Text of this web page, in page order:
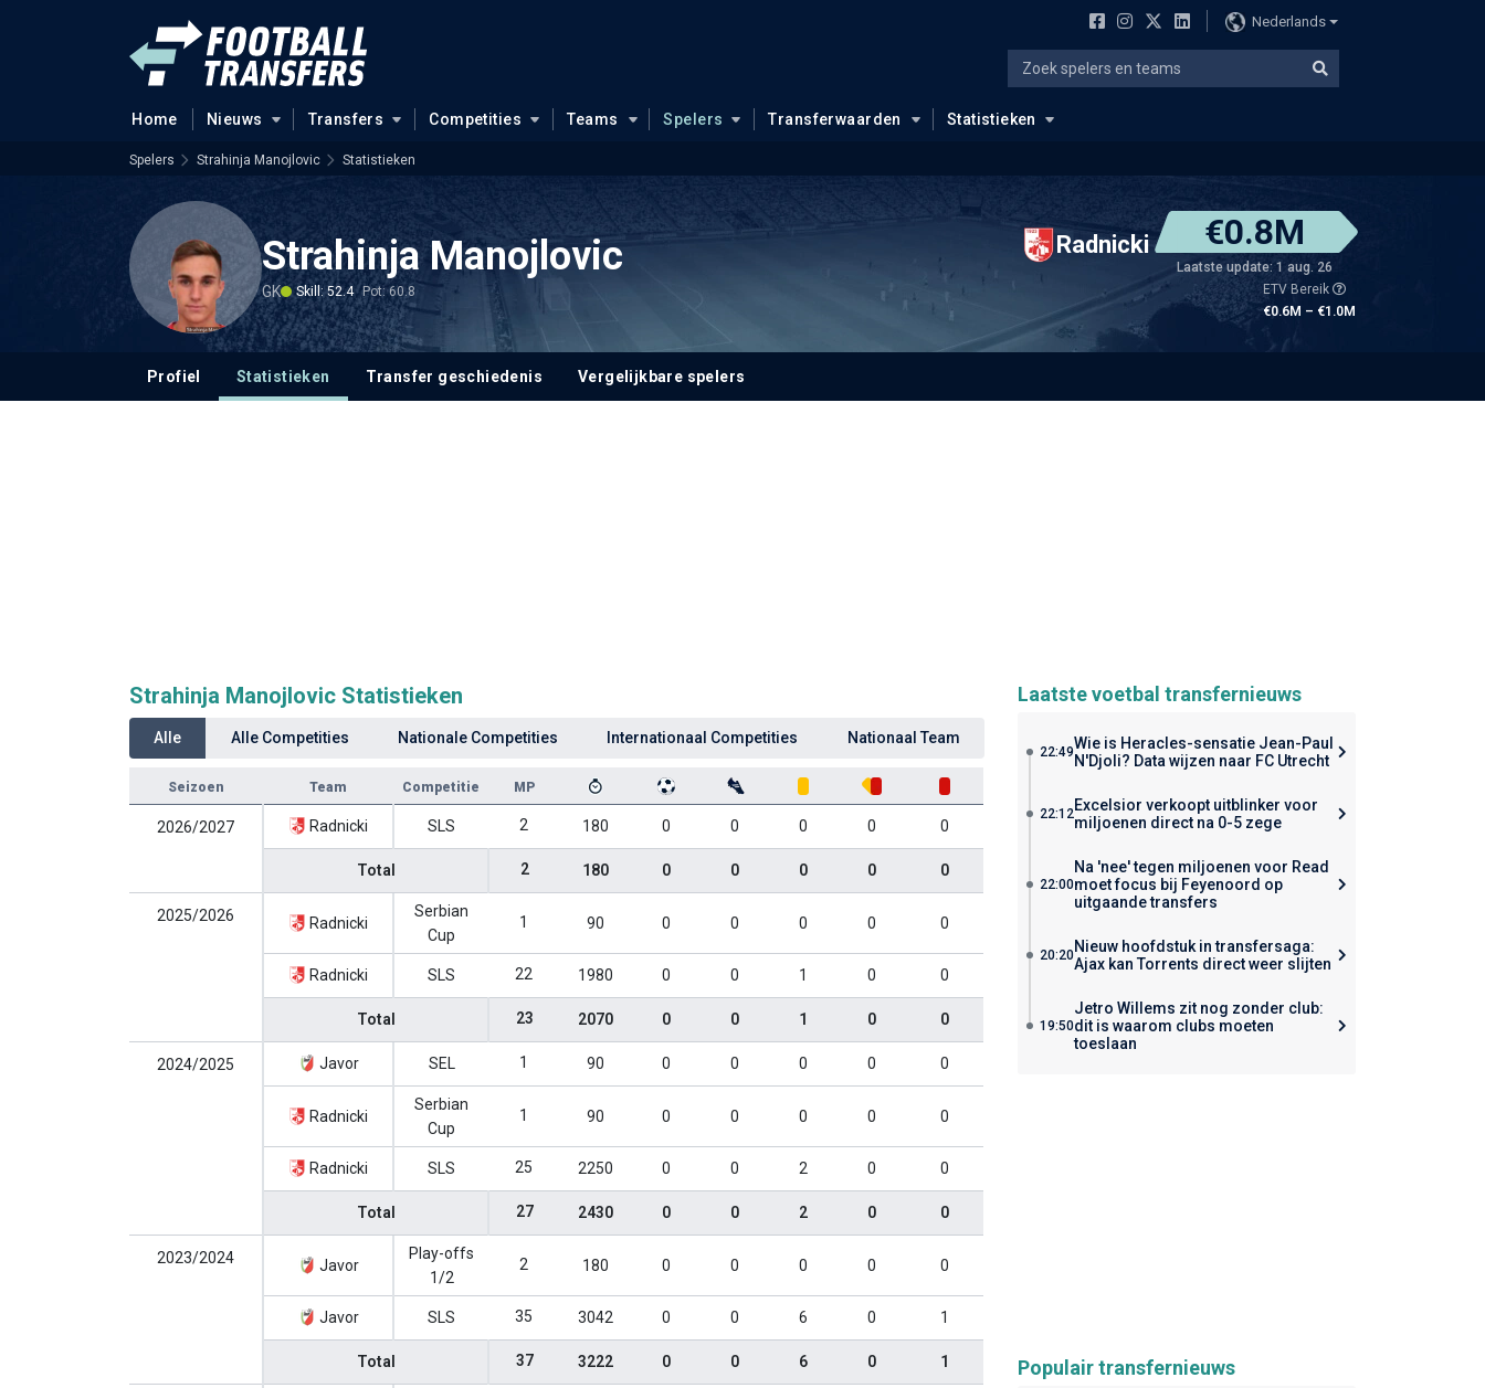
Nederlands
Home Nieuws Transfers Competities Teams Spelers Transferwaarden Statistieken
Spelers Strahinja Manojlovic Statistieken
Strahinja Manojlovic
GK Skill: 52.4 Pot: 60.8
Radnicki €0.8M
Laatste update: 1 aug. 26
ETV Bereik
€0.6M – €1.0M
Profiel Statistieken Transfer geschiedenis Vergelijkbare spelers
Strahinja Manojlovic Statistieken
Alle Alle Competities Nationale Competities Internationaal Competities Nationaal Team
Seizoen Team Competitie MP
2026/2027 Radnicki SLS 2 180 0 0 0 0 0
Total 2 180 0 0 0 0 0
2025/2026 Radnicki
Serbian
Cup
1 90 0 0 0 0 0
Radnicki SLS 22 1980 0 0 1 0 0
Total 23 2070 0 0 1 0 0
2024/2025 Javor SEL 1 90 0 0 0 0 0
Radnicki
Serbian
Cup
1 90 0 0 0 0 0
Radnicki SLS 25 2250 0 0 2 0 0
Total 27 2430 0 0 2 0 0
2023/2024 Javor
Play-offs
1/2
2 180 0 0 0 0 0
Javor SLS 35 3042 0 0 6 0 1
Total 37 3222 0 0 6 0 1
Laatste voetbal transfernieuws
22:49Wie is Heracles-sensatie Jean-Paul
N'Djoli? Data wijzen naar FC Utrecht
22:12Excelsior verkoopt uitblinker voor
miljoenen direct na 0-5 zege
22:00
Na 'nee' tegen miljoenen voor Read
moet focus bij Feyenoord op
uitgaande transfers
20:20Nieuw hoofdstuk in transfersaga:
Ajax kan Torrents direct weer slijten
19:50
Jetro Willems zit nog zonder club:
dit is waarom clubs moeten
toeslaan
Populair transfernieuws